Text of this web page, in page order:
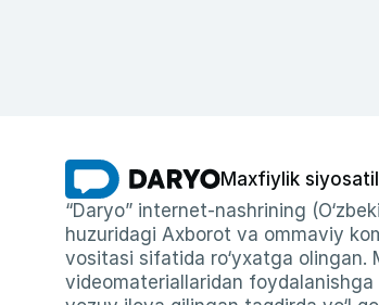
Maxfiylik siyosati
“Daryo” internet-nashrining
huzuridagi Axborot va ommaviy
vositasi sifatida ro‘yxatga olingan.
videomateriallaridan foydalanishga